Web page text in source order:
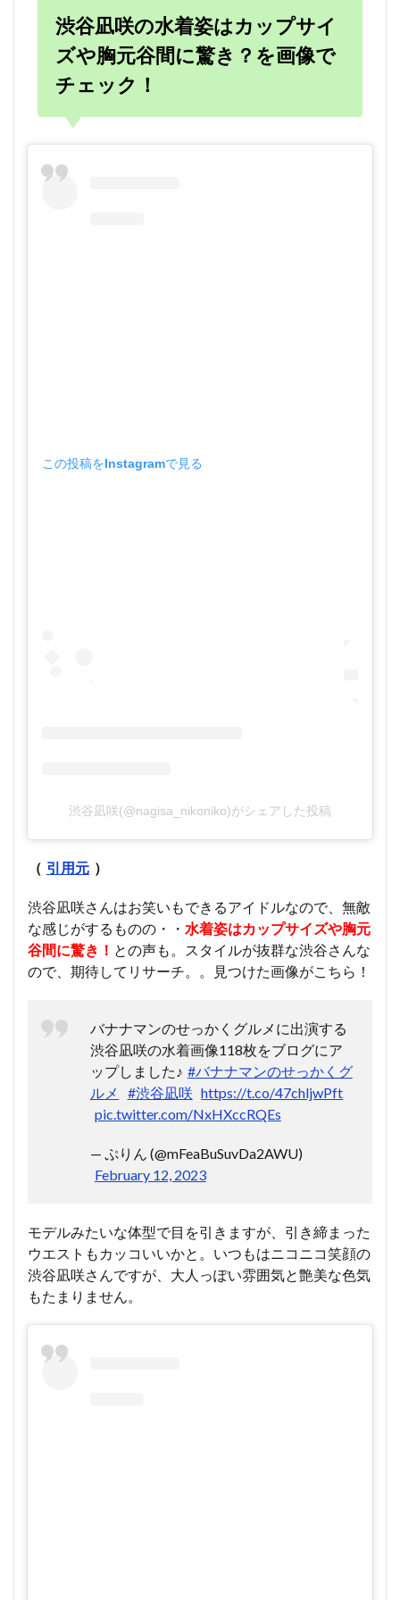
渋谷凪咲の水着姿はカップサイ
ズや胸元谷間に驚き？を画像で
チェック！
この投稿をInstagramで見る
渋谷凪咲(@nagisa_nikoniko)がシェアした投稿
（ 引用元 ）
渋谷凪咲さんはお笑いもできるアイドルなので、無敵
な感じがするものの・・ 水着姿はカップサイズや胸元
谷間に驚き！ との声も。スタイルが抜群な渋谷さんな
ので、期待してリサーチ。。見つけた画像がこちら！
バナナマンのせっかくグルメに出演する
渋谷凪咲の水着画像118枚をブログにア
ップしました♪ #バナナマンのせっかくグ
ルメ
#渋谷凪咲 https://t.co/47chljwPft
pic.twitter.com/NxHXccRQEs
— ぷりん (@mFeaBuSuvDa2AWU)
February 12, 2023
モデルみたいな体型で目を引きますが、引き締まった
ウエストもカッコいいかと。いつもはニコニコ笑顔の
渋谷凪咲さんですが、大人っぽい雰囲気と艶美な色気
もたまりません。